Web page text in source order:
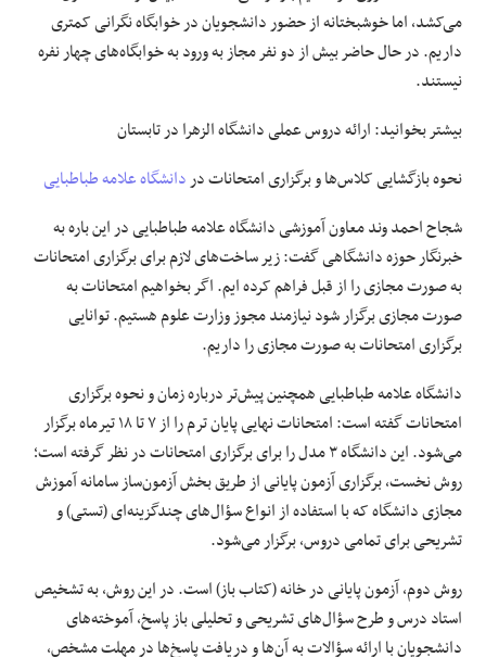
می‌کشد، اما خوشبختانه از حضور دانشجویان در خوابگاه نگرانی کمتری
داریم. در حال حاضر بیش از دو نفر مجاز به ورود به خوابگاه‌های چهار نفره
نیستند.
بیشتر بخوانید:ارائه دروس عملی دانشگاه الزهرا در تابستان
نحوه بازگشایی کلاس‌ها و برگزاری امتحانات دردانشگاه علامه طباطبایی
شجاح احمد وند معاون آموزشی دانشگاه علامه طباطبایی در این باره به
خبرنگارحوزه دانشگاهیگفت: زیر ساخت‌های لازم برای برگزاری امتحانات
به صورت مجازی را از قبل فراهم کرده ایم. اگر بخواهیم امتحانات به
صورت مجازی برگزار شود نیازمند مجوز وزارت علوم هستیم. توانایی
برگزاری امتحانات به صورت مجازی را داریم.
دانشگاه علامه طباطبایی همچنین پیش‌تر درباره زمان و نحوه برگزاری
امتحانات گفته است: امتحانات نهایی پایان ترم را از ۷ تا ۱۸ تیرماه برگزار
می‌شود. این دانشگاه ۳ مدل را برای برگزاری امتحانات در نظر گرفته است؛
روش نخست، برگزاری آزمون پایانی از طریق بخش آزمون‌ساز سامانه آموزش
مجازی دانشگاه که با استفاده از انواع سؤال‌های چندگزینه‌ای (تستی) و
تشریحی برای تمامی دروس، برگزار می‌شود.
روش دوم، آزمون پایانی در خانه (کتاب باز) است. در این روش، به تشخیص
استاد درس و طرح سؤال‌های تشریحی و تحلیلی باز پاسخ، آموخته‌های
دانشجویان با ارائه سؤالات به آن‌ها و دریافت پاسخ‌ها در مهلت مشخص،